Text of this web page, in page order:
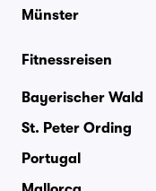
Münster
Fitnessreisen
Bayerischer Wald
St. Peter Ording
Portugal